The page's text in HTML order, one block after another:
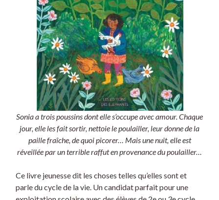
Sonia a trois poussins dont elle s’occupe avec amour. Chaque
jour, elle les fait sortir, nettoie le poulailler, leur donne de la
paille fraîche, de quoi picorer… Mais une nuit, elle est
réveillée par un terrible raffut en provenance du poulailler…
Ce livre jeunesse dit les choses telles qu’elles sont et
parle du cycle de la vie. Un candidat parfait pour une